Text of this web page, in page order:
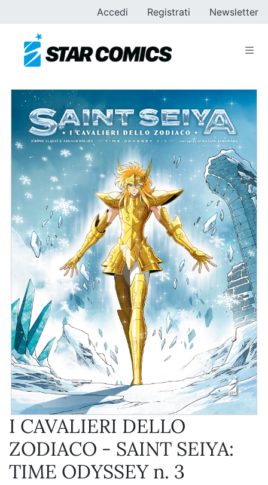
Accedi Registrati Newsletter
I CAVALIERI DELLO
ZODIACO - SAINT SEIYA:
TIME ODYSSEY n. 3